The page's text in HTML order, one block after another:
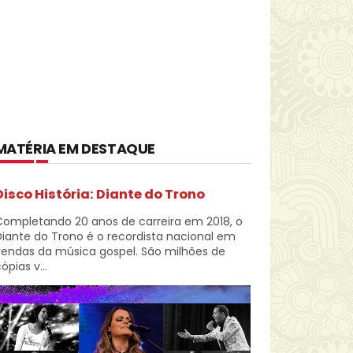
EM DESTAQUE
História: Diante do Trono
20 anos de carreira em 2018, o
do Trono é o recordista nacional em
da música gospel. São milhões de
v...